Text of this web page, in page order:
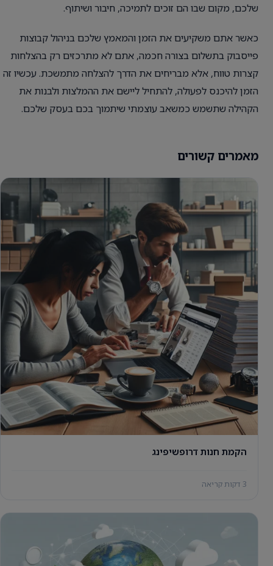
שלכם, מקום שבו הם זוכים לתמיכה, חיבור ושיתוף.
כאשר אתם משקיעים את הזמן והמאמץ שלכם בניהול קבוצות
פייסבוק בתשלום בצורה חכמה, אתם לא מתרכזים רק בהצלחות
קצרות טווח, אלא מבריחים את הדרך להצלחה מתמשכת. עכשיו זה
הזמן להיכנס לפעולה, להתחיל ליישם את ההמלצות ולבנות את
הקהילה שתשמש כמשאב עוצמתי שיתמוך בכם בעסק שלכם.
מאמרים קשורים
הקמת חנות דרופשיפינג
3 דקות קריאה